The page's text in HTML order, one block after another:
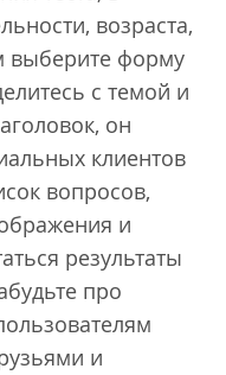
возраста,
выберите форму
с темой и
он
клиентов
вопросов,
и
результаты
про
и